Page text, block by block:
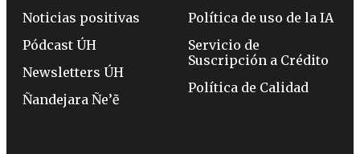
Noticias positivas
Pódcast ÚH
Newsletters ÚH
Ñandejara Ñe’ẽ
Política de uso de la IA
Servicio de
Suscripción a Crédito
Política de Calidad